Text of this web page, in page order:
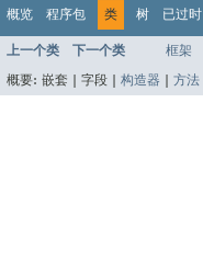
概览 程序包 类 树 已过时
上一个类 下一个类 框架
概要: 嵌套 | 字段 | 构造器 方法